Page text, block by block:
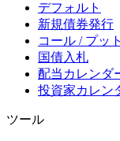
デフォルト
新規債券発行
コール / プッ
国債入札
配当カレンダ
投資家カレン
ツール